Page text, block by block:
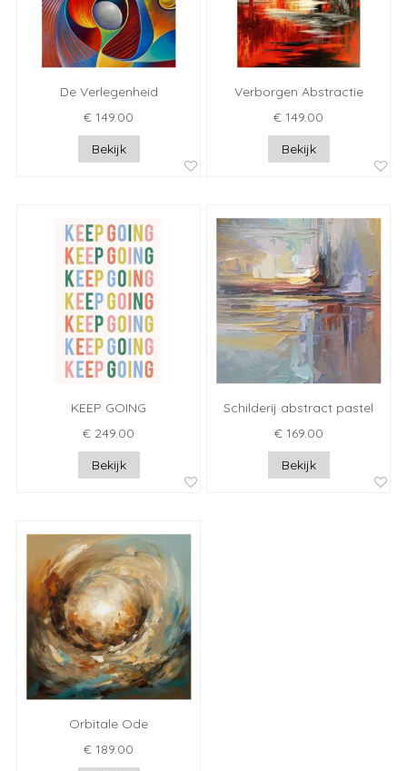
De Verlegenheid
€ 149.00
Bekijk
Verborgen Abstractie
€ 149.00
Bekijk
KEEP GOING
€ 249.00
Bekijk
Schilderij abstract pastel
€ 169.00
Bekijk
Orbitale Ode
€ 189.00